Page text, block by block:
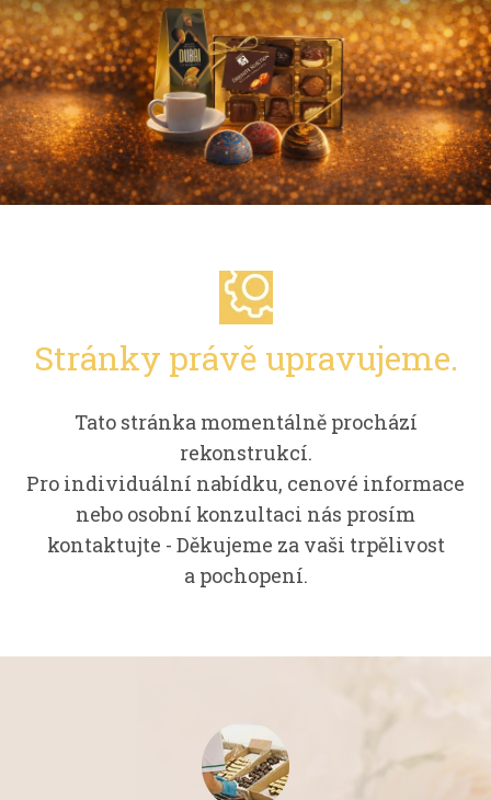
Stránky právě upravujeme.
Tato stránka momentálně prochází
rekonstrukcí.
Pro individuální nabídku, cenové informace
nebo osobní konzultaci nás prosím
kontaktujte - Děkujeme za vaši trpělivost
a pochopení.